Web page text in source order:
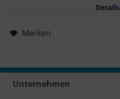
Details
Merken
Unternehmen